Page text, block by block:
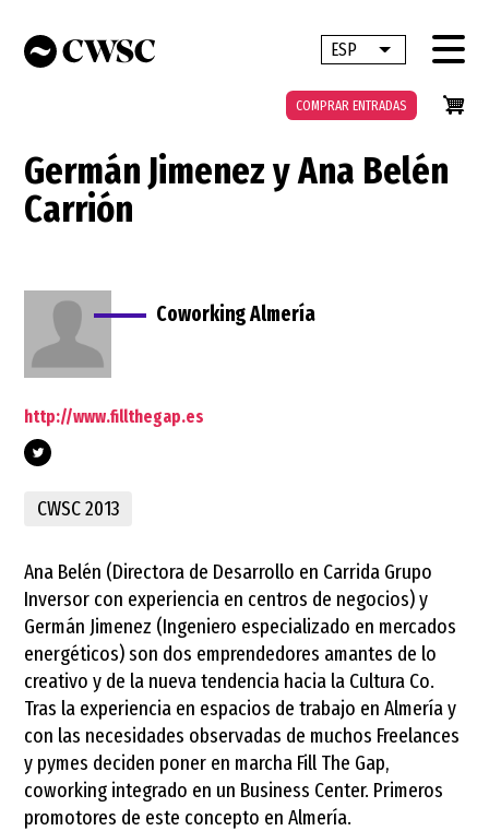
contenido
ESP Lista adicional
COMPRAR ENTRADAS
Germán Jimenez y Ana Belén
Carrión
Coworking Almería
http://www.fillthegap.es
CWSC 2013
Ana Belén (Directora de Desarrollo en Carrida Grupo
Inversor con experiencia en centros de negocios) y
Germán Jimenez (Ingeniero especializado en mercados
energéticos) son dos emprendedores amantes de lo
creativo y de la nueva tendencia hacia la Cultura Co.
Tras la experiencia en espacios de trabajo en Almería y
con las necesidades observadas de muchos Freelances
y pymes deciden poner en marcha Fill The Gap,
coworking integrado en un Business Center. Primeros
promotores de este concepto en Almería.